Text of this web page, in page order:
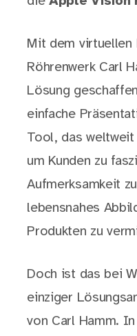
Mit dem virtuellen
Röhrenwerk Carl
Lösung
einfache
Tool, das weltweit
um Kunden zu
Aufmerksamkeit
lebensnahes
Produkten zu
Doch ist das bei
einziger
von Carl Hamm.